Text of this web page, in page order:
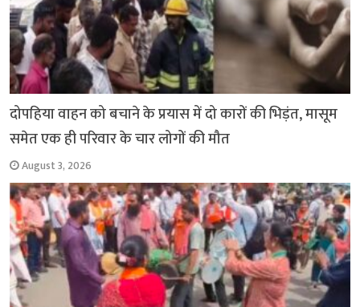
दोपहिया वाहन को बचाने के प्रयास में दो कारों की भिड़ंत, मासूम
समेत एक ही परिवार के चार लोगों की मौत
August 3, 2026